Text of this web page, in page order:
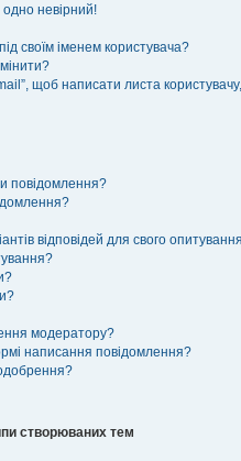
невірний!
своїм іменем користувача?
щоб написати листа користувачу,
повідомлення?
відповідей для свого
модератору?
написання повідомлення?
створюваних тем